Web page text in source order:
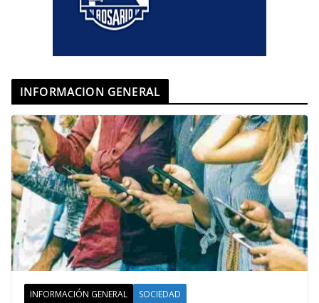
INFORMACION GENERAL
INFORMACIÓN GENERAL SOCIEDAD